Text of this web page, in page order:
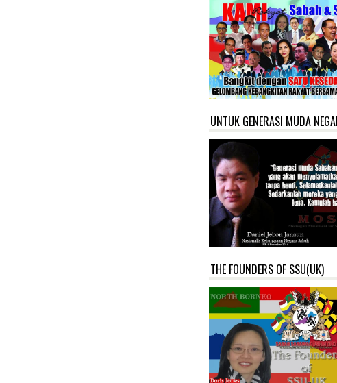
UNTUK GENERASI MUDA
THE FOUNDERS OF SSU(UK)